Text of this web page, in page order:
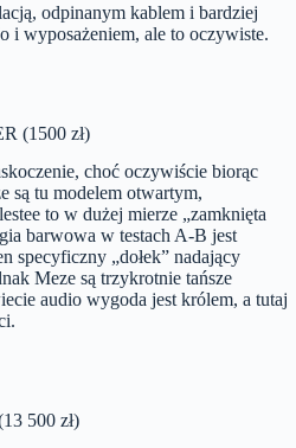
odpinanym kablem i bardziej
i wyposażeniem, ale to oczywiste.
(1500 zł)
choć oczywiście biorąc
są tu modelem otwartym,
to w dużej mierze „zamknięta
barwowa w testach A-B jest
specyficzny „dołek” nadający
Meze są trzykrotnie tańsze
audio wygoda jest królem, a tutaj
500 zł)